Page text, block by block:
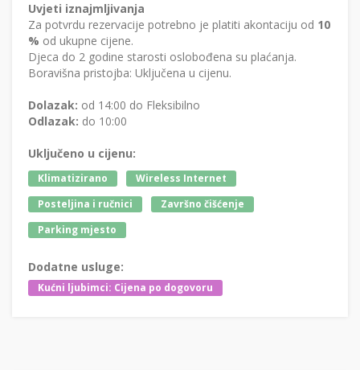
Uvjeti iznajmljivanja
Za potvrdu rezervacije potrebno je platiti akontaciju od 10
% od ukupne cijene.
Djeca do 2 godine starosti oslobođena su plaćanja.
Boravišna pristojba: Uključena u cijenu.
Dolazak: od 14:00 do Fleksibilno
Odlazak: do 10:00
Uključeno u cijenu:
Klimatizirano
Wireless Internet
Posteljina i ručnici
Završno čišćenje
Parking mjesto
Dodatne usluge:
Kućni ljubimci: Cijena po dogovoru